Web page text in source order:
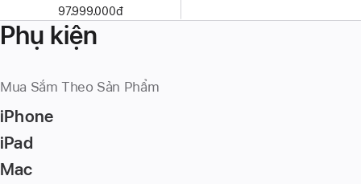
97.999.000đ
Phụ kiện
Mua Sắm Theo Sản Phẩm
iPhone
iPad
Mac